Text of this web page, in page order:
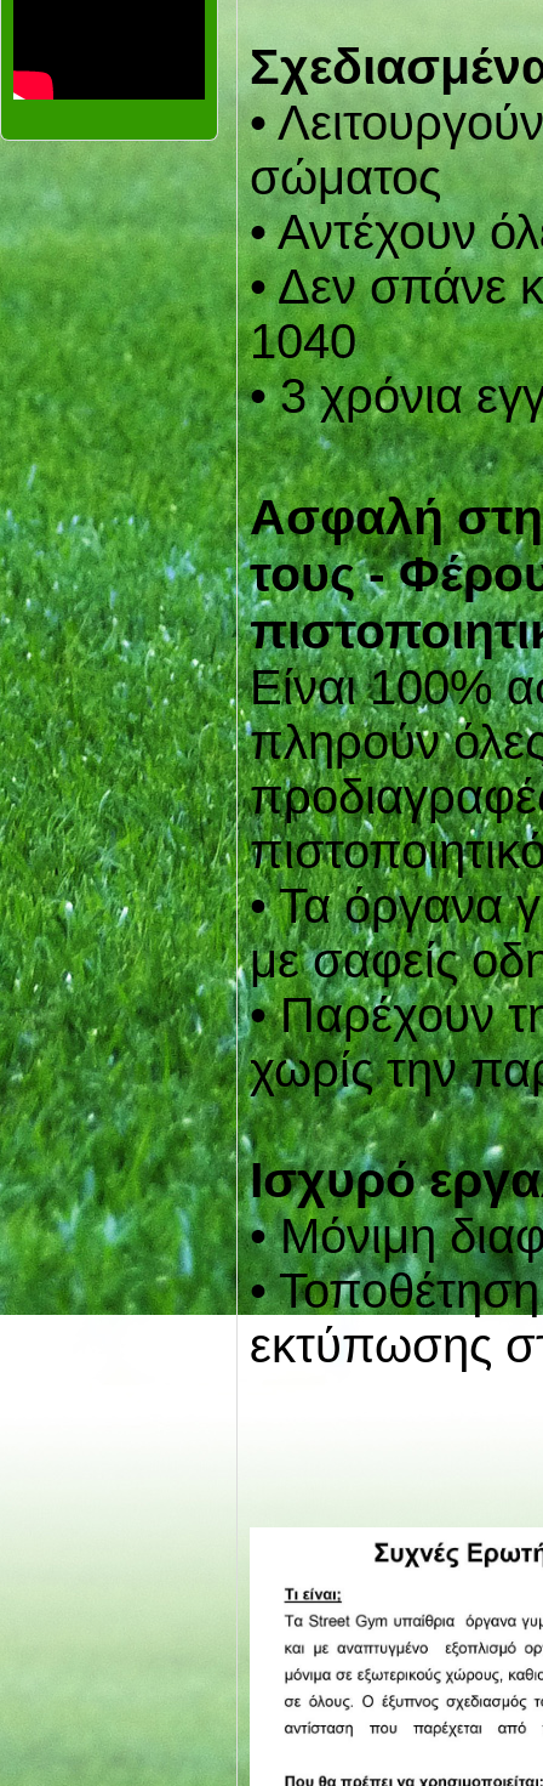
•
σώματος
• Αντέχουν
• Δεν σπάνε
1040
• 3 χρόνια
Ασφαλή στη
τους -
Είναι 100%
πληρούν
• Τα όργανα
με σαφείς
• Παρέχουν
χωρίς την
Ισχυρό
• Μόνιμη
•
εκτύπωσης